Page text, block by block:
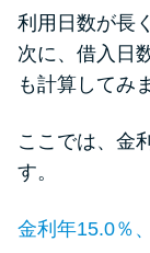
利用日数が長
次に、借入日
も計算してみ
ここでは、金
す。
金利年15.0％